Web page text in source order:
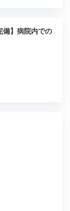
備】病院内での